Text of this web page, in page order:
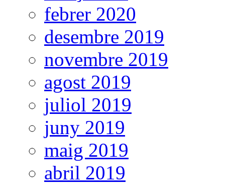
febrer 2020
desembre 2019
novembre 2019
agost 2019
juliol 2019
juny 2019
maig 2019
abril 2019